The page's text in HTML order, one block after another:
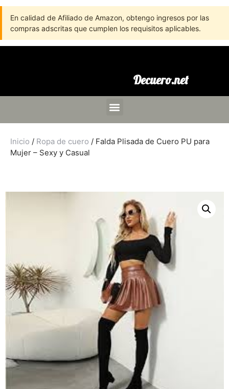
En calidad de Afiliado de Amazon, obtengo ingresos por las
compras adscritas que cumplen los requisitos aplicables.
Decuero.net
Inicio / Ropa de cuero / Falda Plisada de Cuero PU para
Mujer – Sexy y Casual